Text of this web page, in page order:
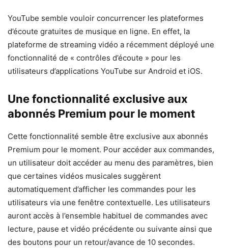
YouTube semble vouloir concurrencer les plateformes
d’écoute gratuites de musique en ligne. En effet, la
plateforme de streaming vidéo a récemment déployé une
fonctionnalité de « contrôles d’écoute » pour les
utilisateurs d’applications YouTube sur Android et iOS.
Une fonctionnalité exclusive aux
abonnés Premium pour le moment
Cette fonctionnalité semble être exclusive aux abonnés
Premium pour le moment. Pour accéder aux commandes,
un utilisateur doit accéder au menu des paramètres, bien
que certaines vidéos musicales suggèrent
automatiquement d’afficher les commandes pour les
utilisateurs via une fenêtre contextuelle. Les utilisateurs
auront accès à l’ensemble habituel de commandes avec
lecture, pause et vidéo précédente ou suivante ainsi que
des boutons pour un retour/avance de 10 secondes.